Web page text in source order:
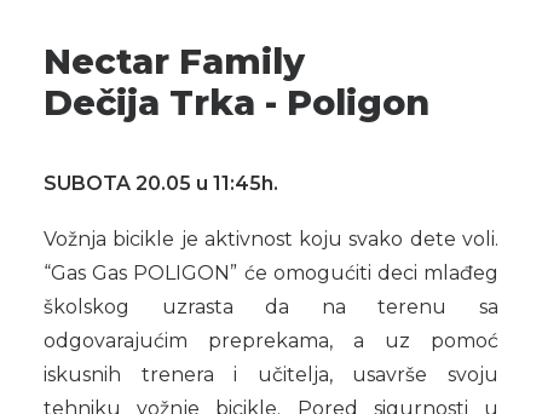
Nectar Family
Dečija Trka - Poligon
SUBOTA 20.05 u 11:45h.
Vožnja bicikle je aktivnost koju svako dete voli.
“Gas Gas POLIGON” će omogućiti deci mlađeg
školskog uzrasta da na terenu sa
odgovarajućim preprekama, a uz pomoć
iskusnih trenera i učitelja, usavrše svoju
tehniku vožnje bicikle. Pored sigurnosti u